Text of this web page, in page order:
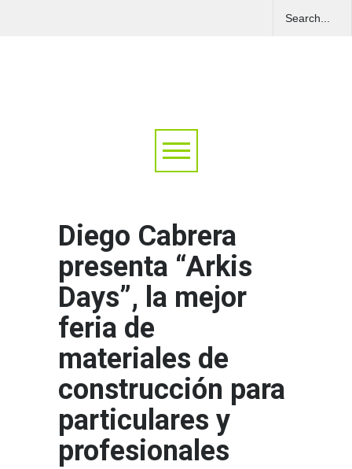
Diego Cabrera
presenta “Arkis
Days”, la mejor
feria de
materiales de
construcción para
particulares y
profesionales